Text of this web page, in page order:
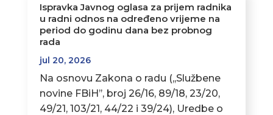
Ispravka Javnog oglasa za prijem radnika
u radni odnos na određeno vrijeme na
period do godinu dana bez probnog
rada
jul 20, 2026
Na osnovu Zakona o radu (,,Službene
novine FBiH’’, broj 26/16, 89/18, 23/20,
49/21, 103/21, 44/22 i 39/24), Uredbe o